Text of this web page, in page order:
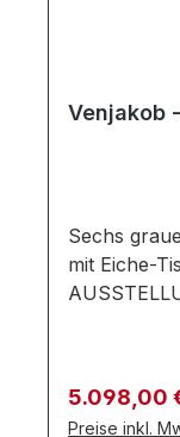
Sechs
mit Eiche-
5.098,00
Preise inkl.